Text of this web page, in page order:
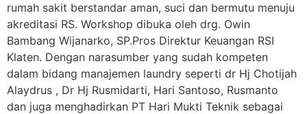
rumah sakit berstandar aman, suci dan bermutu menuju
akreditasi RS. Workshop dibuka oleh drg. Owin
Bambang Wijanarko, SP.Pros Direktur Keuangan RSI
Klaten. Dengan narasumber yang sudah kompeten
dalam bidang manajemen laundry seperti dr Hj Chotijah
Alaydrus , Dr Hj Rusmidarti, Hari Santoso, Rusmanto
dan juga menghadirkan PT Hari Mukti Teknik sebagai